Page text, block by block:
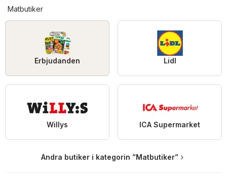
Matbutiker
Erbjudanden Lidl
Willys ICA Supermarket
Andra butiker i kategorin ”Matbutiker”